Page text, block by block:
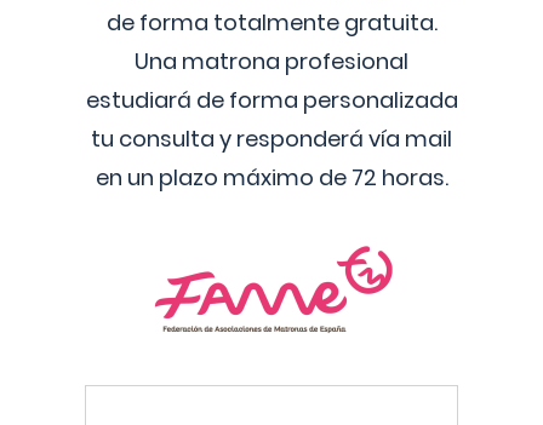
de forma totalmente gratuita.
Una matrona profesional
estudiará de forma personalizada
tu consulta y responderá vía mail
en un plazo máximo de 72 horas.